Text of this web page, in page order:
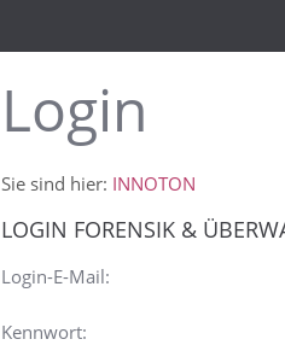
Login
Sie sind hier: INNOTON
LOGIN FORENSIK &
Login-E-Mail:
Kennwort: